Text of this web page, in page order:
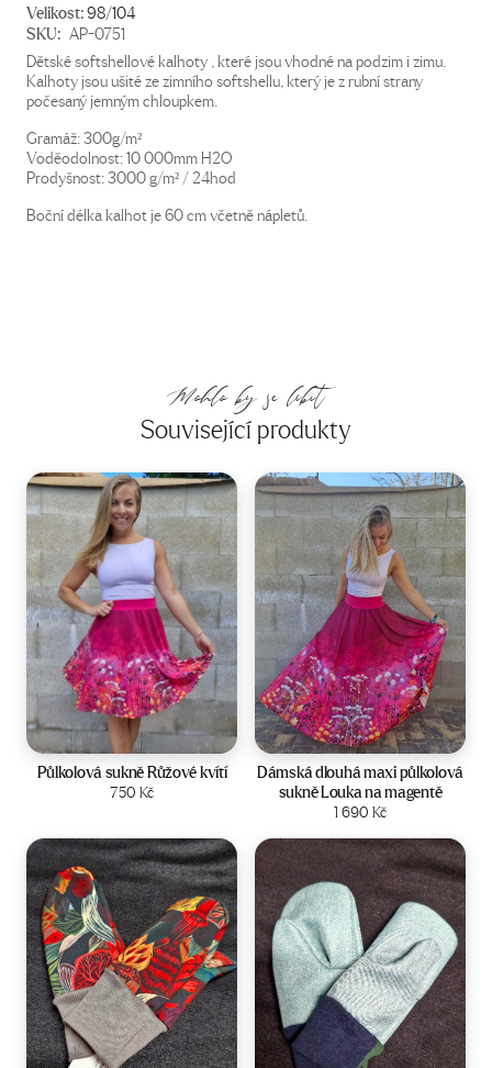
Velikost:98/104
SKU: AP-0751
Dětské softshellové kalhoty , které jsou vhodné na podzim i zimu.
Kalhoty jsou ušité ze zimního softshellu, který je z rubní strany
počesaný jemným chloupkem.
Gramáž: 300g/m²
Voděodolnost: 10 000mm H2O
Prodyšnost: 3000 g/m² / 24hod
Boční délka kalhot je 60 cm včetně nápletů.
Mohlo by se líbit
Související produkty
Velikost:34-40
Půlkolová sukně Růžové kvítí
750 Kč
Velikost:36-42
Dámská dlouhá maxi půlkolová
sukně Louka na magentě
1 690 Kč
Zobrazit produkt